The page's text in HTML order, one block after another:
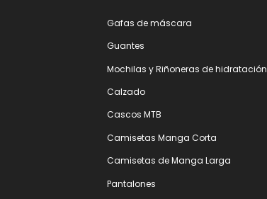
Gafas de máscara
Guantes
Mochilas y Riñoneras de hidratación
Calzado
Cascos MTB
Camisetas Manga Corta
Camisetas de Manga Larga
Pantalones